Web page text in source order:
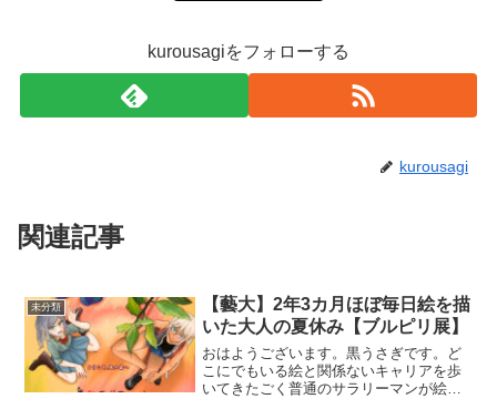
kurousagiをフォローする
kurousagi
関連記事
未分類
【藝大】2年3カ月ほぼ毎日絵を描
いた大人の夏休み【ブルピリ展】
おはようございます。黒うさぎです。ど
こにでもいる絵と関係ないキャリアを歩
いてきたごく普通のサラリーマンが絵を